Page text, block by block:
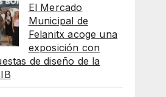
El Mercado
Municipal de
Felanitx acoge una
exposición con
de diseño de la